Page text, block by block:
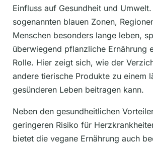
Einfluss auf Gesundheit und
sogenannten blauen Zonen,
Menschen besonders lange leben,
überwiegend pflanzliche Ernährung
Rolle. Hier zeigt sich, wie der
andere tierische Produkte zu einem
gesünderen Leben beitragen kann.
Neben den gesundheitlichen
geringeren Risiko für
bietet die vegane Ernährung auch